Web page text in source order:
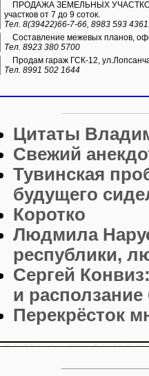
ПРОДАЖА ЗЕМЕЛЬНЫХ УЧАСТКОВ
участков от 7 до 9 соток.
Тел. 8(39422)66-7-66, 8983 593
Составление межевых планов,
Тел. 8923 380 5700
Продам гараж ГСК-12,
Тел. 8991 502 1644
Цитаты
Свежий
Тувинская
будущего
Коротко
Людмила
республики,
Сергей
и
Перекрёсток